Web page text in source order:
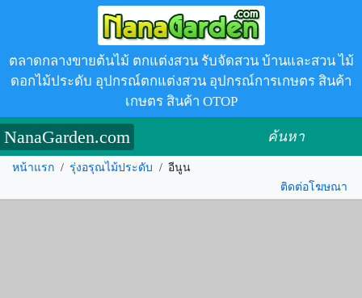
ตลาดกลางขายต้นไม้ ตกแต่งสวน รับจัดสวน บ้านและสวน ไม้
ดอกไม้ประดับ อุปกรณ์ตกแต่งสวน อุปกรณ์การเกษตร สินค้า
เกษตร สินค้า OTOP
NanaGarden.com ค้นหา
หน้าแรก / รุ่งอรุณไม้ประดับ / อีนูน
ติดต่อโฆษณา